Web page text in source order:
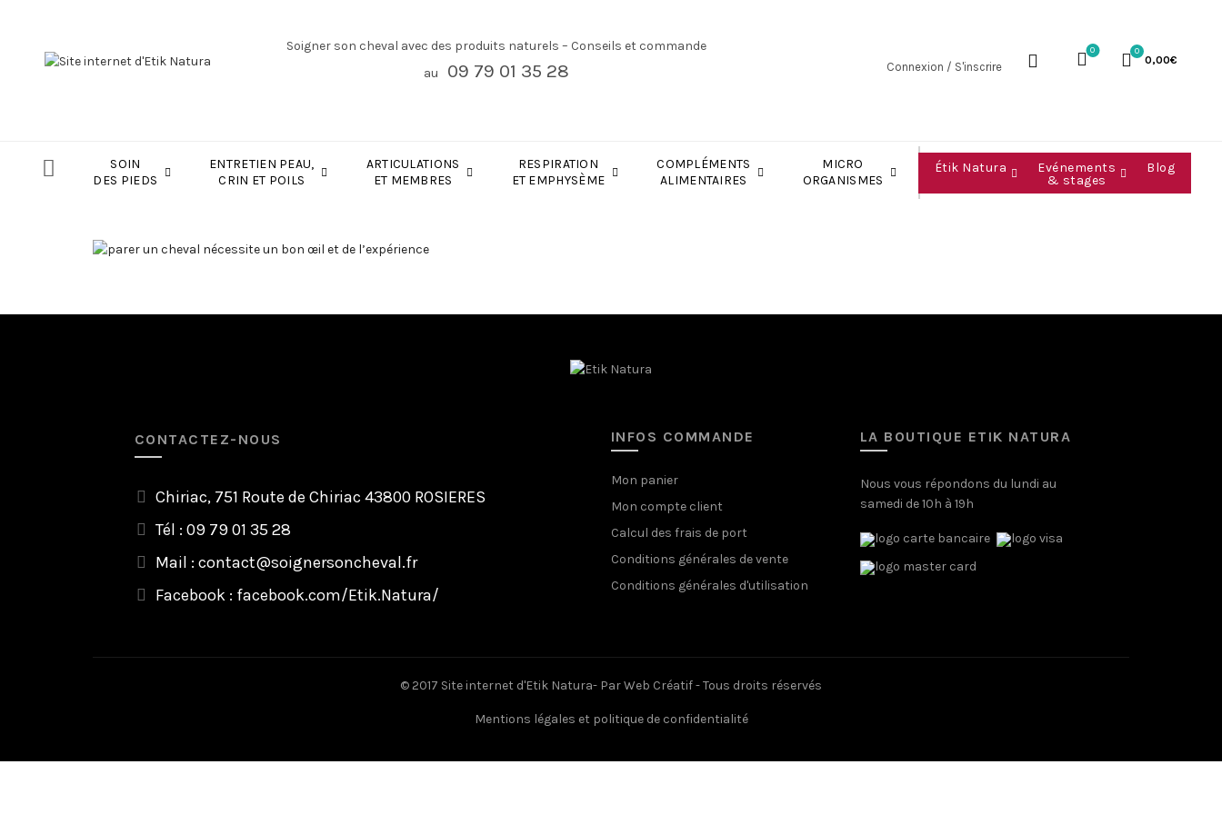
Soigner son cheval avec des produits naturels – Conseils et commande
au
09 79 01 35 28 Connexion / S'inscrire
0 0
0,00€
SOIN
DES PIEDS
ENTRETIEN PEAU,
CRIN ET POILS
ARTICULATIONS
ET MEMBRES
RESPIRATION
ET EMPHYSÈME
COMPLÉMENTS
ALIMENTAIRES
MICRO
ORGANISMES
Étik Natura
Evénements
& stages
Blog
CONTACTEZ-NOUS
Chiriac, 751 Route de Chiriac 43800 ROSIERES
Tél : 09 79 01 35 28
Mail : contact@soignersoncheval.fr
Facebook : facebook.com/Etik.Natura/
INFOS COMMANDE
Mon panier
Mon compte client
Calcul des frais de port
Conditions générales de vente
Conditions générales d'utilisation
LA BOUTIQUE ETIK NATURA
Nous vous répondons du lundi au
samedi de 10h à 19h
© 2017 Site internet d'Etik Natura- ParWeb Créatif- Tous droits réservés
Mentions légales et politique de confidentialité